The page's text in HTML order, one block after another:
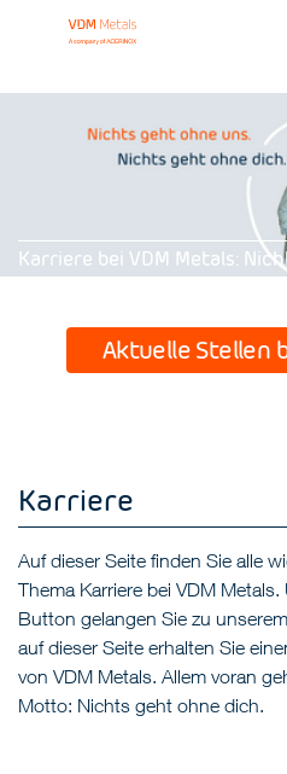
Karriere bei VDM Metals:
Aktuelle Stellen
Karriere
Auf dieser Seite finden Sie alle
Thema Karriere bei VDM
Button gelangen Sie zu
auf dieser Seite erhalten Sie
von VDM Metals. Allem voran
Motto: Nichts geht ohne dich.